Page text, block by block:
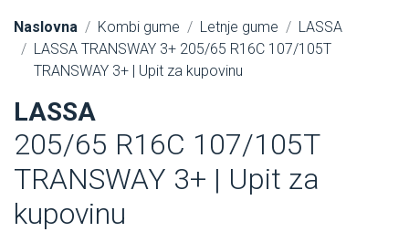
Naslovna Kombi gume Letnje gume
LASSA
LASSA TRANSWAY 3+ 205/65 R16C 107/105T
TRANSWAY 3+ | Upit za kupovinu
LASSA
205/65 R16C 107/105T
TRANSWAY 3+ | Upit za
kupovinu